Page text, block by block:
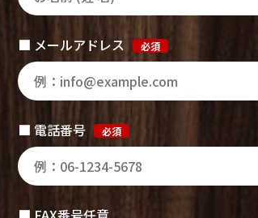
■ メールアドレス 必須
■ 電話番号 必須